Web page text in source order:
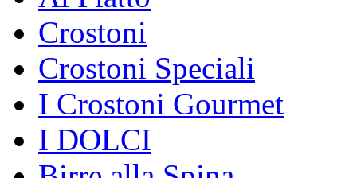
Crostoni
Crostoni Speciali
I Crostoni Gourmet
I DOLCI